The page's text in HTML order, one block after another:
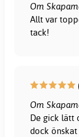
Om
Allt var
tack!
Om
De gick lätt
dock